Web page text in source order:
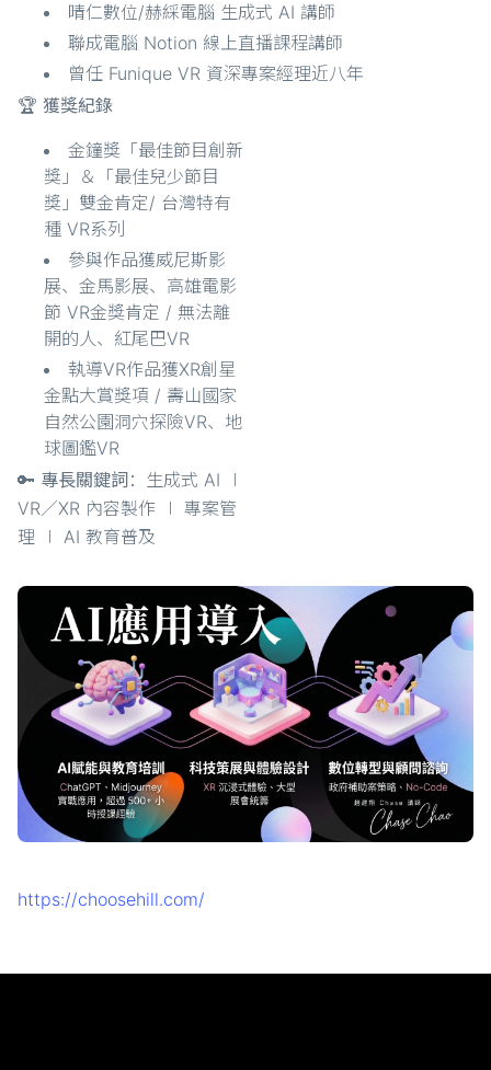
晴仁數位/赫綵電腦 生成式 AI 講師
聯成電腦 Notion 線上直播課程講師
曾任 Funique VR 資深專案經理近八年
🏆 獲獎紀錄
金鐘獎「最佳節目創新
獎」＆「最佳兒少節目
獎」雙金肯定/ 台灣特有
種 VR系列
參與作品獲威尼斯影
展、金馬影展、高雄電影
節 VR金獎肯定 / 無法離
開的人、紅尾巴VR
執導VR作品獲XR創星
金點大賞獎項 / 壽山國家
自然公園洞穴探險VR、地
球圖鑑VR
🔑 專長關鍵詞 ：生成式 AI ∣
VR／XR 內容製作 ∣ 專案管
理 ∣ AI 教育普及
https://choosehill.com/